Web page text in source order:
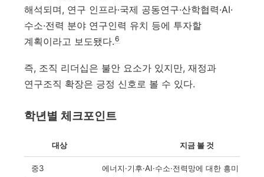
해석되며, 연구 인프라·국제 공동연구·산학협력·AI·
수소·전력 분야 연구인력 유치 등에 투자할
계획이라고 보도됐다.6
즉, 조직 리더십은 불안 요소가 있지만, 재정과
연구조직 확장은 긍정 신호로 볼 수 있다.
학년별 체크포인트
대상 지금 볼 것
중3 에너지·기후·AI·수소·전력망에 대한 흥미